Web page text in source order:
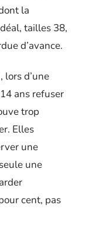
la
tailles 38,
d’avance.
lors d’une
ans refuser
trop
Elles
une
une
cent, pas